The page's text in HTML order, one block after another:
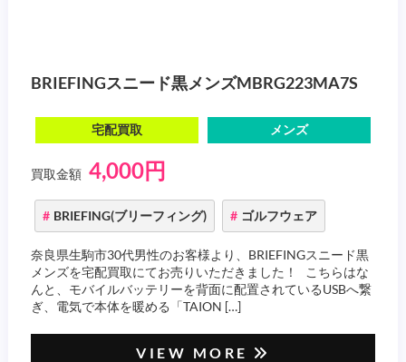
BRIEFINGスニード黒メンズMBRG223MA7S
宅配買取 メンズ
買取金額 4,000円
BRIEFING(ブリーフィング) ゴルフウェア
奈良県生駒市30代男性のお客様より、BRIEFINGスニード黒
メンズを宅配買取にてお売りいただきました！ こちらはな
んと、モバイルバッテリーを背面に配置されているUSBへ繋
ぎ、電気で本体を暖める「TAION […]
VIEW MORE